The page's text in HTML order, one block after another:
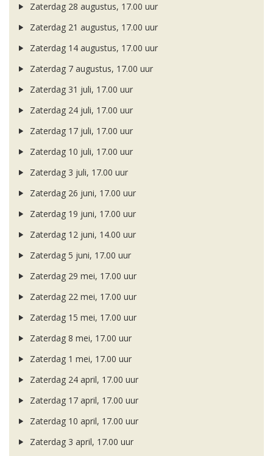
Zaterdag 28 augustus, 17.00 uur
Zaterdag 21 augustus, 17.00 uur
Zaterdag 14 augustus, 17.00 uur
Zaterdag 7 augustus, 17.00 uur
Zaterdag 31 juli, 17.00 uur
Zaterdag 24 juli, 17.00 uur
Zaterdag 17 juli, 17.00 uur
Zaterdag 10 juli, 17.00 uur
Zaterdag 3 juli, 17.00 uur
Zaterdag 26 juni, 17.00 uur
Zaterdag 19 juni, 17.00 uur
Zaterdag 12 juni, 14.00 uur
Zaterdag 5 juni, 17.00 uur
Zaterdag 29 mei, 17.00 uur
Zaterdag 22 mei, 17.00 uur
Zaterdag 15 mei, 17.00 uur
Zaterdag 8 mei, 17.00 uur
Zaterdag 1 mei, 17.00 uur
Zaterdag 24 april, 17.00 uur
Zaterdag 17 april, 17.00 uur
Zaterdag 10 april, 17.00 uur
Zaterdag 3 april, 17.00 uur